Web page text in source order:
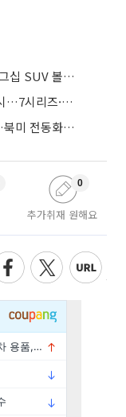
"전동화에도 입힌 안전 DNA" 전기 플래그십 SUV 볼보 'EX90'
BMW코리아, 8월 온라인 한정판 3종 출시…7시리즈·X7·M340i 투어링
한온시스템, 캐나다 정부서 100억 지원…북미 전동화 시장 가속
추가취재 원해요
0